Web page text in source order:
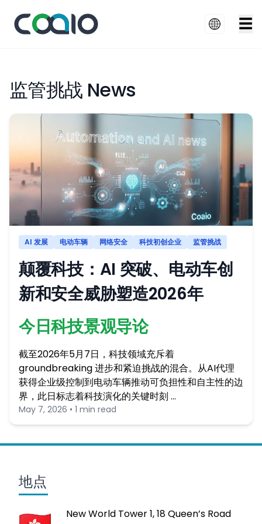
☰
监管挑战 News
AI 发展 电动车辆 网络安全 科技初创企业 监管挑战
颠覆科技：AI 突破、电动车创
新和安全威胁塑造2026年
今日科技景观导论
截至2026年5月7日，科技领域充斥着
groundbreaking 进步和紧迫挑战的混合。从AI代理
获得企业级控制到电动车辆推动可负担性和自主性的边
界，此日标志着科技演化的关键时刻 …
May 7, 2026 • 1 min read
地点
New World Tower 1, 18 Queen’s Road